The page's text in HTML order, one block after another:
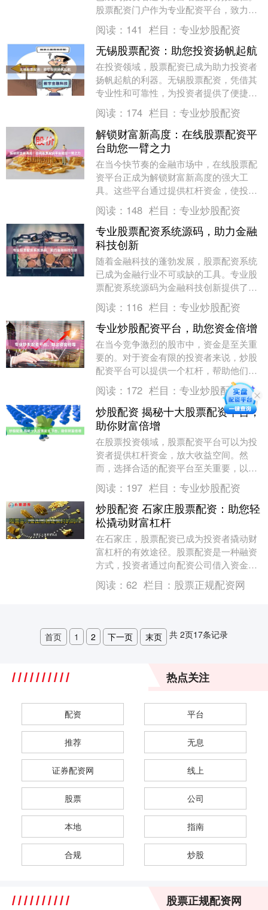
股票配资门户作为专业配资平台，致力于
为投资者提供安全、便捷、高效的配资服
务。 **安全保....
阅读： 141 栏目： 专业炒股配资
无锡股票配资：助您投资扬帆起航
在投资领域，股票配资已成为助力投资者
扬帆起航的利器。无锡股票配资，凭借其
专业性和可靠性，为投资者提供了便捷的
融资渠道。 无锡股票配资平台拥有丰富的
资金池，可为投....
阅读： 174 栏目： 专业炒股配资
解锁财富新高度：在线股票配资平
台助您一臂之力
在当今快节奏的金融市场中，在线股票配
资平台正成为解锁财富新高度的强大工
具。这些平台通过提供杠杆资金，使投资
者能够放大其投资潜力，从而获得更高的
回报。 在线股票配....
阅读： 148 栏目： 专业炒股配资
专业股票配资系统源码，助力金融
科技创新
随着金融科技的蓬勃发展，股票配资系统
已成为金融行业不可或缺的工具。专业股
票配资系统源码为金融科技创新提供了强
大的基础，助力企业打造高效、安全的配
资平台。 该源码....
阅读： 116 栏目： 专业炒股配资
专业炒股配资平台，助您资金倍增
在当今竞争激烈的股市中，资金是至关重
要的。对于资金有限的投资者来说，炒股
配资平台可以提供一个杠杆，帮助他们放
大收益。 专业炒股配资平台提供安全可靠
的配资服务，让....
阅读： 172 栏目： 专业炒股配资
炒股配资 揭秘十大股票配资平台，
助你财富倍增
在股票投资领域，股票配资平台可以为投
资者提供杠杆资金，放大收益空间。然
而，选择合适的配资平台至关重要，以确
保资金安全和交易顺畅。 经过深入调研，
我们为您揭秘十大....
阅读： 197 栏目： 专业炒股配资
炒股配资 石家庄股票配资：助您轻
松撬动财富杠杆
在石家庄，股票配资已成为投资者撬动财
富杠杆的有效途径。股票配资是一种融资
方式，投资者通过向配资公司借入资金，
放大自己的投资本金，从而提高投资收
益。 石家庄的股票....
阅读： 62 栏目： 股票正规配资网
首页 1 2 下一页 末页 共 2页17条记录
热点关注
配资 平台
推荐 无息
证券配资网 线上
股票 公司
本地 指南
合规 炒股
股票正规配资网